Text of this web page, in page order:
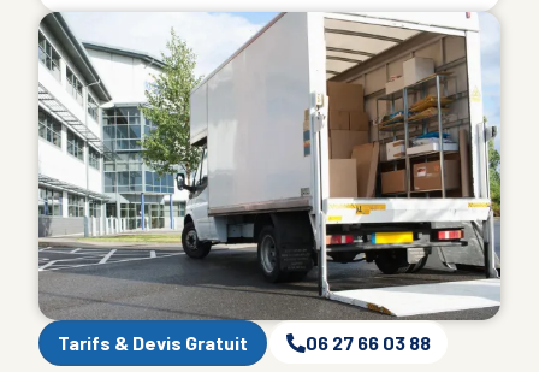
Tarifs & Devis Gratuit 06 27 66 03 88